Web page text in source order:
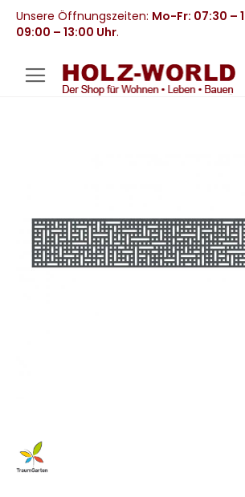
Unsere Öffnungszeiten: Mo-Fr: 07:30 –
09:00 – 13:00 Uhr.
Zum
Anfang